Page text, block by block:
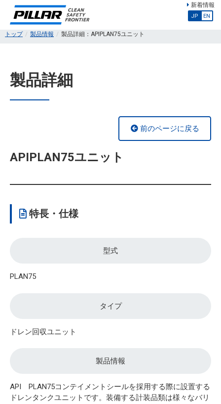
新着情報
JP EN
トップ 製品情報 製品詳細：APIPLAN75ユニット
製品詳細
前のページに戻る
APIPLAN75ユニット
特長・仕様
型式
PLAN75
タイプ
ドレン回収ユニット
製品情報
API PLAN75コンテイメントシールを採用する際に設置する
ドレンタンクユニットです。装備する計装品類は様々なバリ